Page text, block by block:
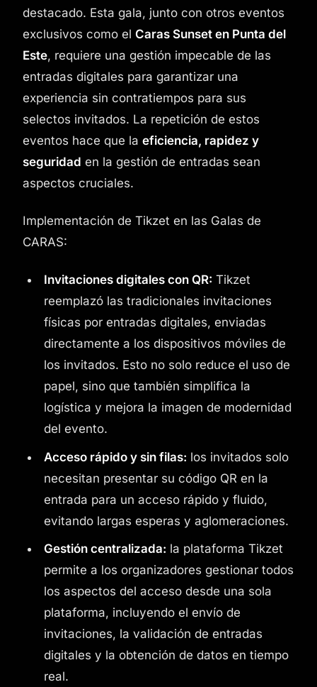
destacado. Esta gala, junto con otros eventos
exclusivos como el Caras Sunset en Punta del
Este, requiere una gestión impecable de las
entradas digitales para garantizar una
experiencia sin contratiempos para sus
selectos invitados. La repetición de estos
eventos hace que la eficiencia, rapidez y
seguridad en la gestión de entradas sean
aspectos cruciales.
Implementación de Tikzet en las Galas de
CARAS:
Invitaciones digitales con QR: Tikzet
reemplazó las tradicionales invitaciones
físicas por entradas digitales, enviadas
directamente a los dispositivos móviles de
los invitados. Esto no solo reduce el uso de
papel, sino que también simplifica la
logística y mejora la imagen de modernidad
del evento.
Acceso rápido y sin filas: los invitados solo
necesitan presentar su código QR en la
entrada para un acceso rápido y fluido,
evitando largas esperas y aglomeraciones.
Gestión centralizada: la plataforma Tikzet
permite a los organizadores gestionar todos
los aspectos del acceso desde una sola
plataforma, incluyendo el envío de
invitaciones, la validación de entradas
digitales y la obtención de datos en tiempo
real.